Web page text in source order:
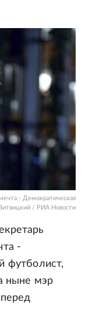
- Демократическая
/ РИА Новости
-
футболист,
ныне мэр